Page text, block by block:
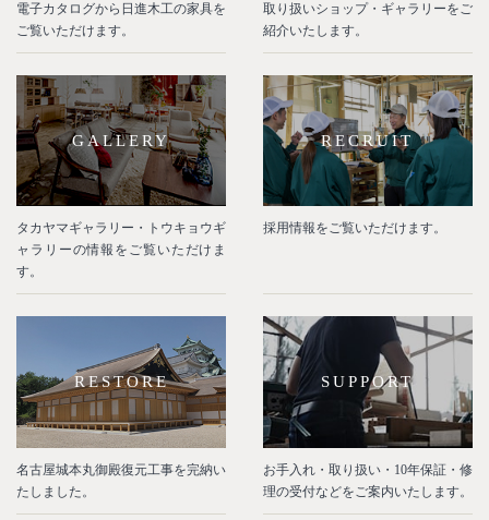
電子カタログから日進木工の家具を
ご覧いただけます。
取り扱いショップ・ギャラリーをご
紹介いたします。
GALLERY
タカヤマギャラリー・トウキョウギ
ャラリーの情報をご覧いただけま
す。
RECRUIT
採用情報をご覧いただけます。
RESTORE
名古屋城本丸御殿復元工事を完納い
たしました。
SUPPORT
お手入れ・取り扱い・10年保証・修
理の受付などをご案内いたします。